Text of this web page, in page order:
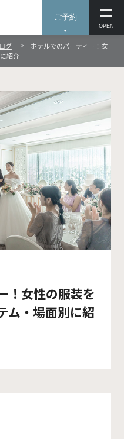
ご予約
OPEN
グ
ホテルでのパーティー！女
紹介
！女性の服装を
ム・場面別に紹